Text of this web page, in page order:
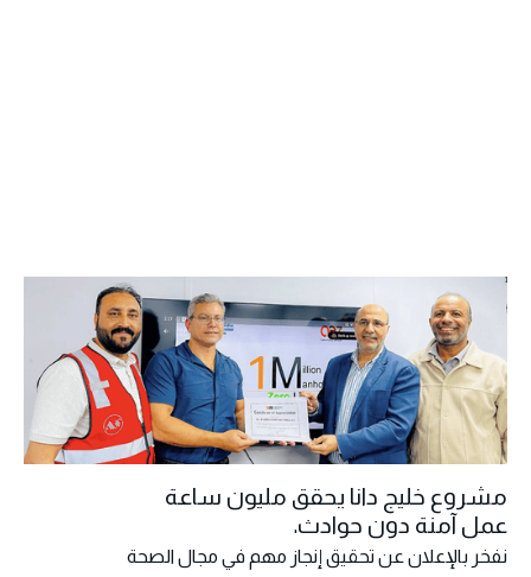
مشروع خليج دانا يحقق مليون ساعة
عمل آمنة دون حوادث.
نفخر بالإعلان عن تحقيق إنجاز مهم في مجال الصحة